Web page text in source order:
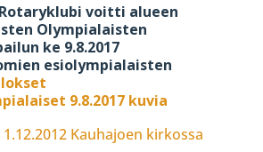
voitti alueen
Olympialaisten
ke 9.8.2017
esiolympialaisten
9.8.2017 kuvia
Kauhajoen kirkossa